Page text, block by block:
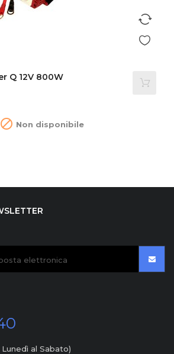
Q 12V 800W
 Non disponibile
al Sabato)